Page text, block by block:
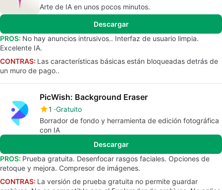
Arte de IA en unos pocos minutos.
Descargar
PROS: No hay anuncios intrusivos.. Interfaz de usuario limpia.
Excelente IA.
CONTRAS: Las características básicas están bloqueadas detrás de
un muro de pago..
PicWish: Background Eraser
1 Gratuito
Borrador de fondo y herramienta de edición fotográfica
con IA
Descargar
PROS: Prueba gratuita. Desenfocar rasgos faciales. Opciones de
retoque y mejora. Compresor de imágenes.
CONTRAS: La versión de prueba gratuita no permite guardar